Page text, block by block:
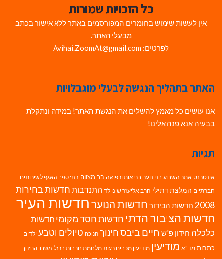
כל הזכויות שמורות
אין לעשות שימוש בחומרים המפורסמים באתר ללא אישור בכתב
מבעלי האתר.
לפרטים: Avihai.ZoomAt@gmail.com
האתר בתהליך הנגשה לבעלי מוגבלויות
אנו עושים כל מאמץ להשלים את הנגשת האתר! במידה ונתקלת
בבעיה אנא פנה אלינו!
תגיות
אינטרנט אתר השבוע בני נוער בריאות ורפואה בר מצווה בתי ספר האגף לשירותים
חברתיים המלצת דתילי הרב אליעזר שינוולד התנדבות חדשות בחירות
2008 חדשות הבידור חדשות הנוערחדשות העיר
חדשות הציבור הדתי חדשות חסד מקומי חדשות
כלכלה חידון פ"ש חיים ביבסחינוך חנוכה טיולים וטבע ילדים
כתבות מד"א מודיעין מודיעין מכבים רעות מלחמת חרבות ברזל משרד החינוך